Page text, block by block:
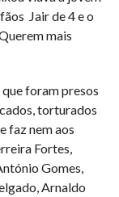
Jair de 4 e o
mais
foram presos
torturados
faz nem aos
Fortes,
Gomes,
Arnaldo